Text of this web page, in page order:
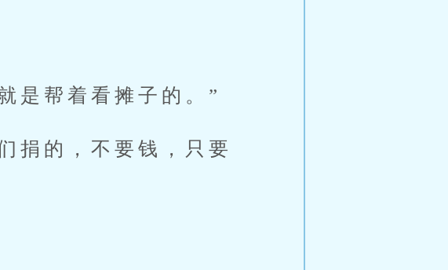
帮着看摊子的。”
的，不要钱，只要